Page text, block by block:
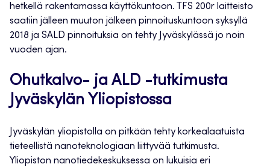
hetkellä rakentamassa käyttökuntoon. TFS 200r laitteisto
saatiin jälleen muuton jälkeen pinnoituskuntoon syksyllä
2018 ja SALD pinnoituksia on tehty Jyväskylässä jo noin
vuoden ajan.
Ohutkalvo- ja ALD -tutkimusta
Jyväskylän Yliopistossa
Jyväskylän yliopistolla on pitkään tehty korkealaatuista
tieteellistä nanoteknologiaan liittyvää tutkimusta.
Yliopiston nanotiedekeskuksessa on lukuisia eri